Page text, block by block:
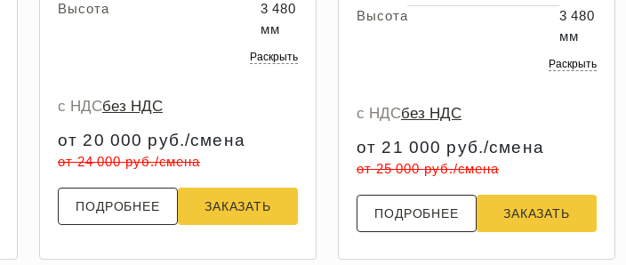
Высота
3 480
мм
Раскрыть
с НДСбез НДС
от 20 000 руб./смена
от 24 000 руб./смена
ПОДРОБНЕЕ ЗАКАЗАТЬ
Высота
3 480
мм
Раскрыть
с НДСбез НДС
от 21 000 руб./смена
от 25 000 руб./смена
ПОДРОБНЕЕ ЗАКАЗАТЬ